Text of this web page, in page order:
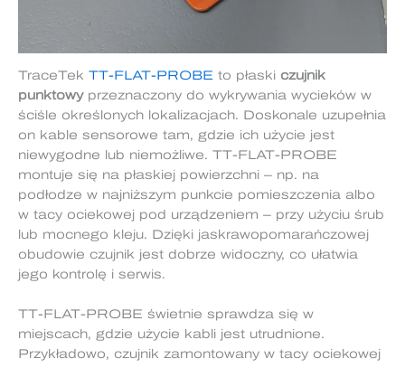
TraceTek TT-FLAT-PROBE to płaski czujnik
punktowyprzeznaczony do wykrywania wycieków w
ściśle określonych lokalizacjach. Doskonale uzupełnia
on kable sensorowe tam, gdzie ich użycie jest
niewygodne lub niemożliwe. TT-FLAT-PROBE
montuje się na płaskiej powierzchni – np. na
podłodze w najniższym punkcie pomieszczenia albo
w tacy ociekowej pod urządzeniem – przy użyciu śrub
lub mocnego kleju. Dzięki jaskrawopomarańczowej
obudowie czujnik jest dobrze widoczny, co ułatwia
jego kontrolę i serwis.
TT-FLAT-PROBE świetnie sprawdza się w
miejscach, gdzie użycie kabli jest utrudnione.
Przykładowo, czujnik zamontowany w tacy ociekowej